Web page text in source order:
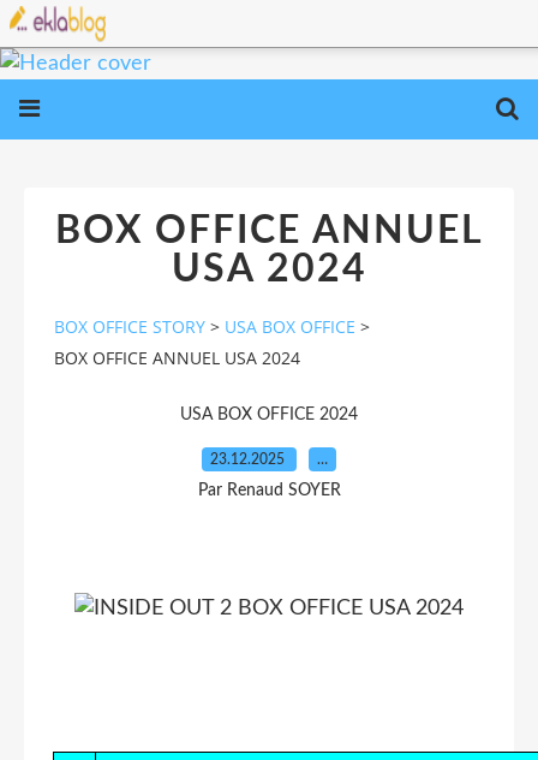
BOX OFFICE ANNUEL
USA 2024
BOX OFFICE STORY > USA BOX OFFICE >
BOX OFFICE ANNUEL USA 2024
USA BOX OFFICE 2024
23.12.2025 …
Par Renaud SOYER